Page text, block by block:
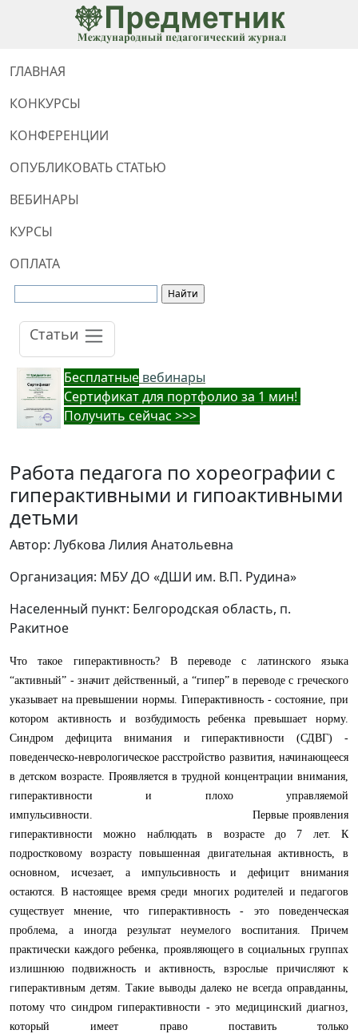
ГЛАВНАЯ
КОНКУРСЫ
КОНФЕРЕНЦИИ
ОПУБЛИКОВАТЬ СТАТЬЮ
ВЕБИНАРЫ
КУРСЫ
ОПЛАТА
Статьи
Бесплатные вебинары
Cертификат для портфолио за 1 мин!
Получить сейчас >>>
Работа педагога по хореографии с
гиперактивными и гипоактивными
детьми
Автор: Лубкова Лилия Анатольевна
Организация: МБУ ДО «ДШИ им. В.П. Рудина»
Населенный пункт: Белгородская область, п.
Ракитное
Что такое гиперактивность? В переводе с латинского языка
“активный” - значит действенный, а “гипер” в переводе с греческого
указывает на превышении нормы. Гиперактивность - состояние, при
котором активность и возбудимость ребенка превышает норму.
Синдром дефицита внимания и гиперактивности (СДВГ) -
поведенческо-неврологическое расстройство развития, начинающееся
в детском возрасте. Проявляется в трудной концентрации внимания,
гиперактивности и плохо управляемой
импульсивности. Первые проявления
гиперактивности можно наблюдать в возрасте до 7 лет. К
подростковому возрасту повышенная двигательная активность, в
основном, исчезает, а импульсивность и дефицит внимания
остаются. В настоящее время среди многих родителей и педагогов
существует мнение, что гиперактивность - это поведенческая
проблема, а иногда результат неумелого воспитания. Причем
практически каждого ребенка, проявляющего в социальных группах
излишнюю подвижность и активность, взрослые причисляют к
гиперактивным детям. Такие выводы далеко не всегда оправданны,
потому что синдром гиперактивности - это медицинский диагноз,
который имеет право поставить только